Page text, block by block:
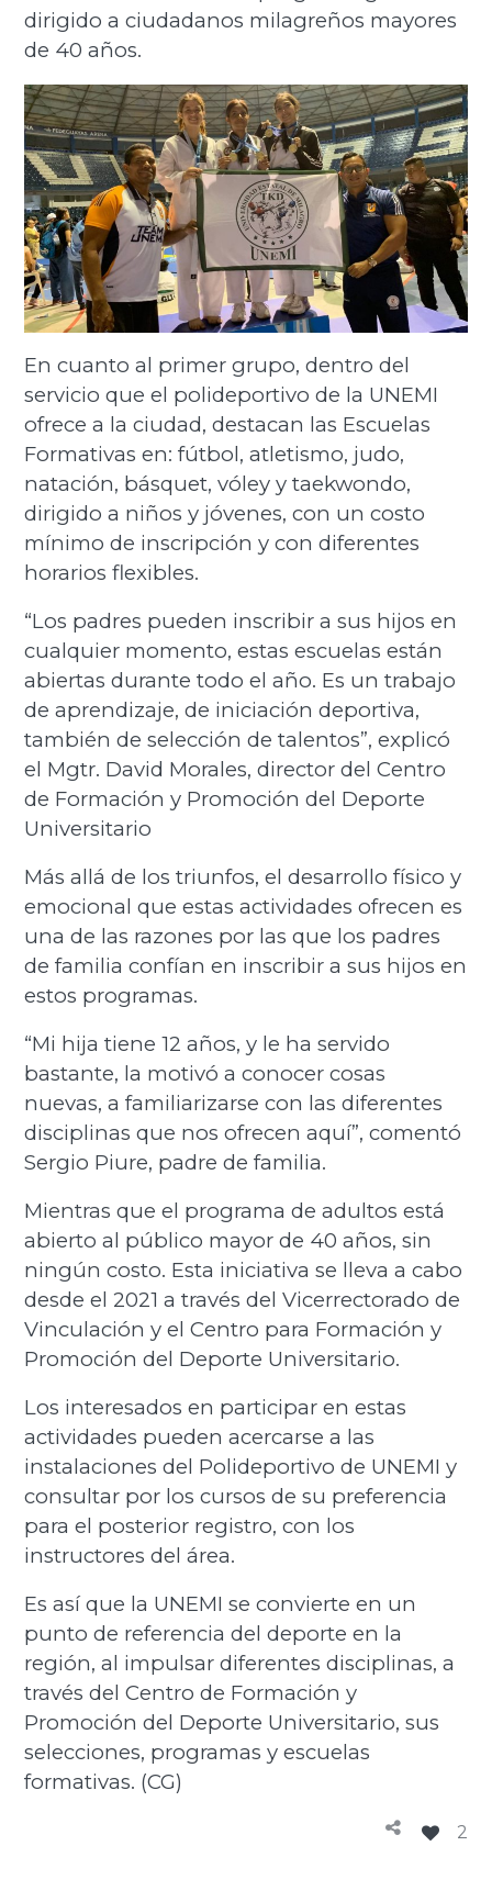
dirigido a ciudadanos milagreños mayores
de 40 años.
En cuanto al primer grupo, dentro del
servicio que el polideportivo de la UNEMI
ofrece a la ciudad, destacan las Escuelas
Formativas en: fútbol, atletismo, judo,
natación, básquet, vóley y taekwondo,
dirigido a niños y jóvenes, con un costo
mínimo de inscripción y con diferentes
horarios flexibles.
“Los padres pueden inscribir a sus hijos en
cualquier momento, estas escuelas están
abiertas durante todo el año. Es un trabajo
de aprendizaje, de iniciación deportiva,
también de selección de talentos”, explicó
el Mgtr. David Morales, director del Centro
de Formación y Promoción del Deporte
Universitario
Más allá de los triunfos, el desarrollo físico y
emocional que estas actividades ofrecen es
una de las razones por las que los padres
de familia confían en inscribir a sus hijos en
estos programas.
“Mi hija tiene 12 años, y le ha servido
bastante, la motivó a conocer cosas
nuevas, a familiarizarse con las diferentes
disciplinas que nos ofrecen aquí”, comentó
Sergio Piure, padre de familia.
Mientras que el programa de adultos está
abierto al público mayor de 40 años, sin
ningún costo. Esta iniciativa se lleva a cabo
desde el 2021 a través del Vicerrectorado de
Vinculación y el Centro para Formación y
Promoción del Deporte Universitario.
Los interesados en participar en estas
actividades pueden acercarse a las
instalaciones del Polideportivo de UNEMI y
consultar por los cursos de su preferencia
para el posterior registro, con los
instructores del área.
Es así que la UNEMI se convierte en un
punto de referencia del deporte en la
región, al impulsar diferentes disciplinas, a
través del Centro de Formación y
Promoción del Deporte Universitario, sus
selecciones, programas y escuelas
formativas. (CG)
2